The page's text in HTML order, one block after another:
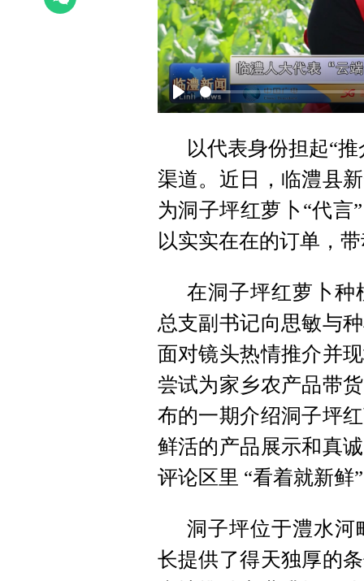
Play
以代表身份担起“
渠道。近日，临澧县
为洞子坪红萝卜“代言
以实实在在的订单，
在洞子坪红萝卜种
总支副书记向思敏与
面对镜头热情推介并
尝试为家乡农产品带
布的一期介绍洞子坪
鲜活的产品展示和真
评论区里 “看着就新鲜
洞子坪位于澧水河
长提供了得天独厚的